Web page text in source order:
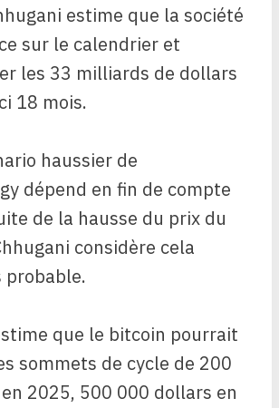
estime que la société
sur le calendrier et
les 33 milliards de dollars
18 mois.
haussier de
dépend en fin de compte
de la hausse du prix du
considère cela
probable.
que le bitcoin pourrait
sommets de cycle de 200
2025, 500 000 dollars en